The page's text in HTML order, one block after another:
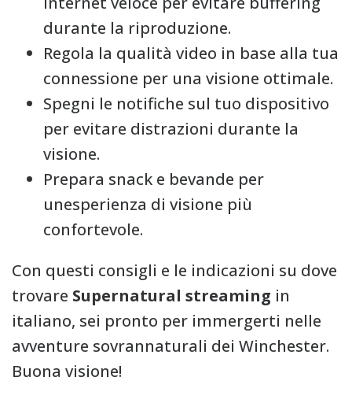
durante la riproduzione.
Regola la qualità video in base alla tua
connessione per una visione ottimale.
Spegni le notifiche sul tuo dispositivo
per evitare distrazioni durante la
visione.
Prepara snack e bevande per
unesperienza di visione più
confortevole.
Con questi consigli e le indicazioni su dove
trovare Supernatural streaming in
italiano, sei pronto per immergerti nelle
avventure sovrannaturali dei Winchester.
Buona visione!